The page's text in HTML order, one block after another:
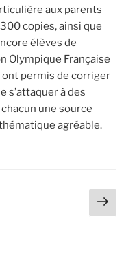
aux parents
copies, ainsi que
élèves de
Olympique Française
permis de corriger
s’attaquer à des
une source
agréable.
Page